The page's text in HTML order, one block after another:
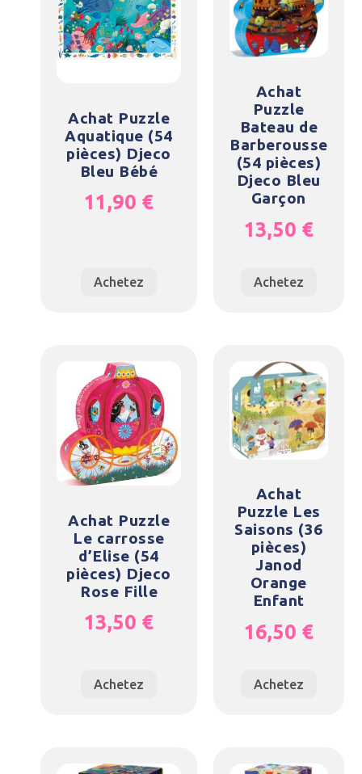
Achat Puzzle
Aquatique (54
pièces) Djeco
Bleu Bébé
11,90 €
Achetez
Achat
Puzzle
Bateau de
Barberousse
(54 pièces)
Djeco Bleu
Garçon
13,50 €
Achetez
Achat Puzzle
Le carrosse
d’Elise (54
pièces) Djeco
Rose Fille
13,50 €
Achetez
Achat
Puzzle Les
Saisons (36
pièces)
Janod
Orange
Enfant
16,50 €
Achetez